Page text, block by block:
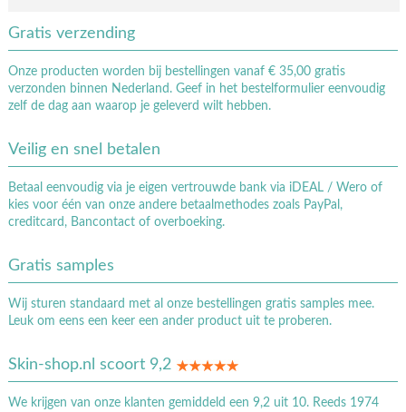
Gratis verzending
Onze producten worden bij bestellingen vanaf € 35,00 gratis
verzonden binnen Nederland. Geef in het bestelformulier eenvoudig
zelf de dag aan waarop je geleverd wilt hebben.
Veilig en snel betalen
Betaal eenvoudig via je eigen vertrouwde bank via iDEAL / Wero of
kies voor één van onze andere betaalmethodes zoals PayPal,
creditcard, Bancontact of overboeking.
Gratis samples
Wij sturen standaard met al onze bestellingen gratis samples mee.
Leuk om eens een keer een ander product uit te proberen.
Skin-shop.nl scoort 9,2
We krijgen van onze klanten gemiddeld een 9,2 uit 10. Reeds 1974